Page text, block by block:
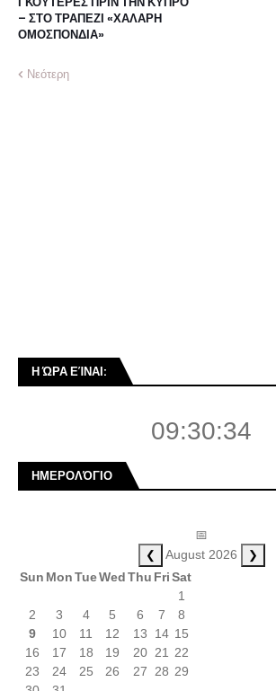
– ΣΤΟ ΤΡΑΠΕΖΙ «ΧΑΛΑΡΗ
ΟΜΟΣΠΟΝΔΙΑ»
Νεότερη
Η ΏΡΑ ΕΊΝΑΙ:
09:30:35
ΗΜΕΡΟΛΌΓΙΟ
📅
❮ August 2026 ❯
Sun MonTueWedThu FriSat
1
2
3 4 5 6 7
8
9
10 11 12 13 14 15
16
17 18 19 20 21
22
23
24 25 26 27 28 29